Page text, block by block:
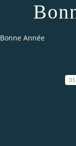
Bonne Année